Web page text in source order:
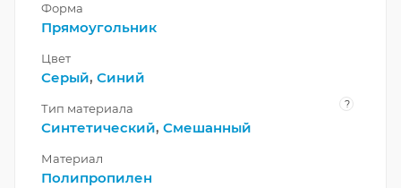
Форма
Прямоугольник
Цвет
Серый, Синий
Тип материала ?
Синтетический, Смешанный
Материал
Полипропилен